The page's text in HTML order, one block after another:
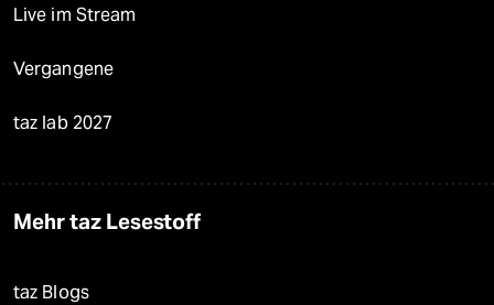
Live im Stream
Vergangene
taz lab 2027
Mehr taz Lesestoff
taz Blogs